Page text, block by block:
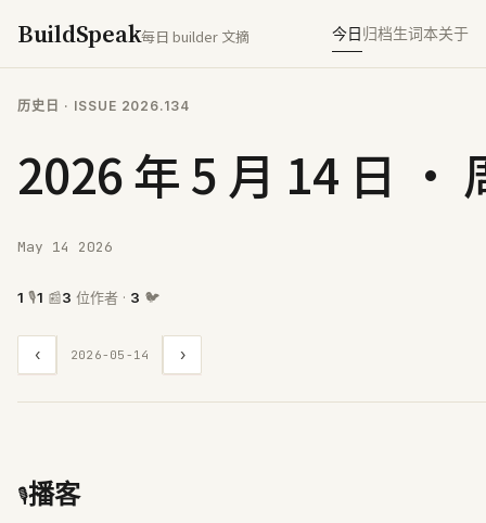
BuildSpeak每日 builder 文摘 今日归档生词本关于
历史日 · ISSUE 2026.134
2026 年 5 月 14 日 ·
May 14 2026
1 🎙1 📰3 位作者 · 3 🐦
‹ 2026-05-14 ›
🎙播客